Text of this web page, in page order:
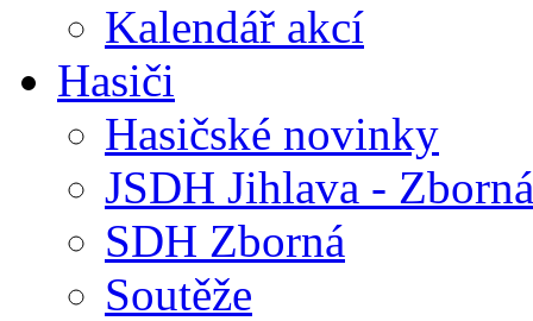
Kalendář akcí
Hasiči
Hasičské novinky
JSDH Jihlava - Zborná
SDH Zborná
Soutěže